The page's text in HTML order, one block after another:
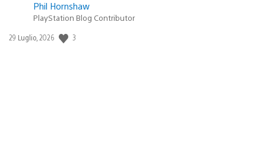
Phil Hornshaw
PlayStation Blog Contributor
Data
29 Luglio, 2026 3